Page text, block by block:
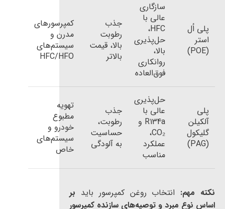
پلی اُل
استر
(POE)
سازگاری
عالی با
HFC،
حل‌پذیری
بالا،
روانکاری
فوق‌العاده
جذب
رطوبت
بالا، قیمت
بالاتر
کمپرسورهای
مدرن و
سیستم‌های
HFC/HFO
پلی
آلکیلن
گلیکول
(PAG)
حل‌پذیری
عالی با
R134a و
CO₂،
عملکرد
مناسب
جذب
رطوبت،
حساسیت
به آلودگی
تهویه
مطبوع
خودرو و
سیستم‌های
خاص
نکته مهم: انتخاب روغن کمپرسور باید بر
اساس نوع مبرد و توصیه‌های سازنده کمپرسور